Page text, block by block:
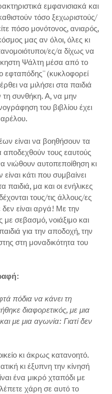
εμφανισιακά και
τόσο ξεχωριστούς/
πόσο μονότονος, ανιαρός,
μας αν όλοι, όλες κι
ες/α δίχως να
Ψάλτη μέσα από το
εφταπόδης'' (κυκλοφορεί
να μιλήσει στα παιδιά
τη συνθήκη. Α, να μην
του βιβλίου έχει
είναι να βοηθήσουν τα
αποδεχθούν τους εαυτούς
νιώθουν αυτοπεποίθηση κι
κάτι που συμβαίνει
παιδιά, μα και οι ενήλικες
τους/τις άλλους/ες
είναι αργά! Με την
σεβασμό, νοιάξιμο και
για την αποδοχή, την
στη μοναδικότητα του
πόδια να κάνει τη
διαφορετικός, με μια
με μια αγωνία: Γιατί δεν
κι άκρως κατανοητό.
κι έξυπνη την κίνησή
ένα μικρό χταπόδι με
χάρη σε αυτό το